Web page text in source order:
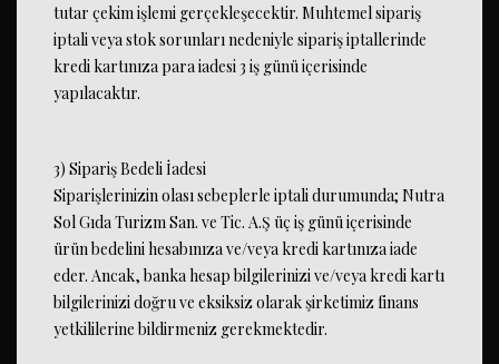
tutar çekim işlemi gerçekleşecektir. Muhtemel sipariş
iptali veya stok sorunları nedeniyle sipariş iptallerinde
kredi kartınıza para iadesi 3 iş günü içerisinde
yapılacaktır.
3) Sipariş Bedeli İadesi
Siparişlerinizin olası sebeplerle iptali durumunda; Nutra
Sol Gıda Turizm San. ve Tic. A.Ş üç iş günü içerisinde
ürün bedelini hesabınıza ve/veya kredi kartınıza iade
eder. Ancak, banka hesap bilgilerinizi ve/veya kredi kartı
bilgilerinizi doğru ve eksiksiz olarak şirketimiz finans
yetkililerine bildirmeniz gerekmektedir.